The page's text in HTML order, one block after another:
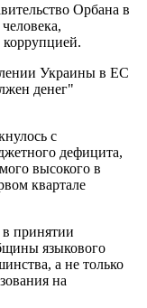
Орбана в
коррупцией.
Украины в ЕС
денег"
с
дефицита,
высокого в
квартале
принятии
языкового
а не только
на